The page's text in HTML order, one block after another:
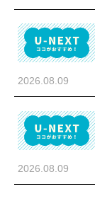
2026.08.09
2026.08.09